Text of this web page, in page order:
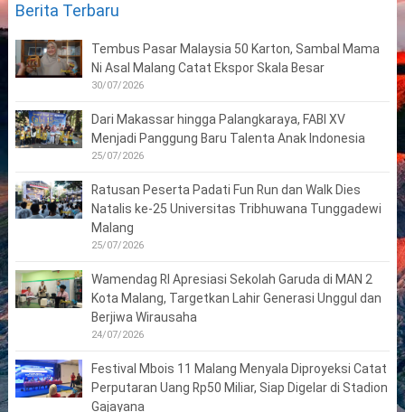
Berita Terbaru
Tembus Pasar Malaysia 50 Karton, Sambal Mama
Ni Asal Malang Catat Ekspor Skala Besar
30/07/2026
Dari Makassar hingga Palangkaraya, FABI XV
Menjadi Panggung Baru Talenta Anak Indonesia
25/07/2026
Ratusan Peserta Padati Fun Run dan Walk Dies
Natalis ke-25 Universitas Tribhuwana Tunggadewi
Malang
25/07/2026
Wamendag RI Apresiasi Sekolah Garuda di MAN 2
Kota Malang, Targetkan Lahir Generasi Unggul dan
Berjiwa Wirausaha
24/07/2026
Festival Mbois 11 Malang Menyala Diproyeksi Catat
Perputaran Uang Rp50 Miliar, Siap Digelar di Stadion
Gajayana